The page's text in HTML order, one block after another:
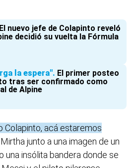
El nuevo jefe de Colapinto reveló
decidió su vuelta la Fórmula
la espera" El primer posteo
tras ser confirmado como
de Alpine
Colapinto, acá estaremos
junto a una imagen de un
una insólita bandera donde se